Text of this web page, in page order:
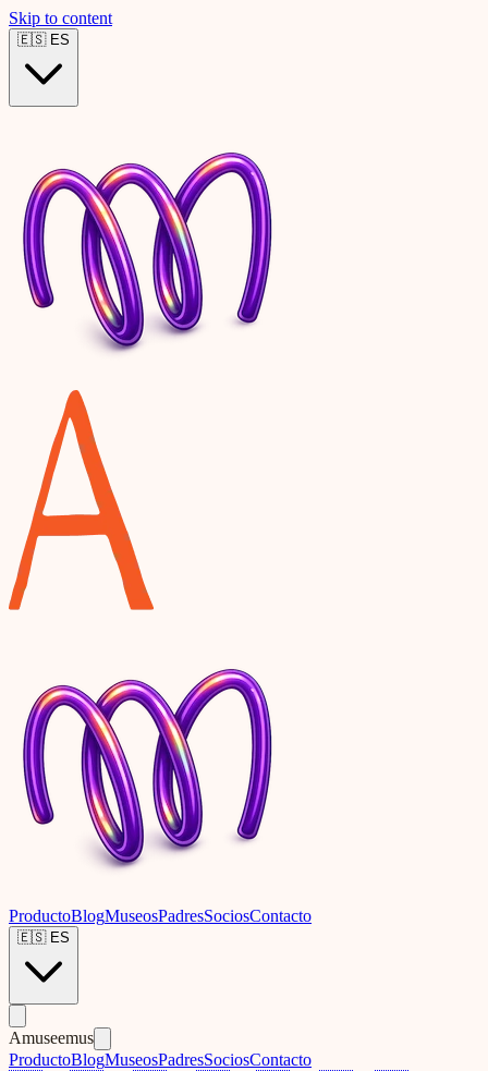
Skip to content
🇪🇸 ES
ProductoBlogMuseosPadresSociosContacto
🇪🇸 ES
Amuseemus
ProductoBlogMuseosPadresSociosContacto